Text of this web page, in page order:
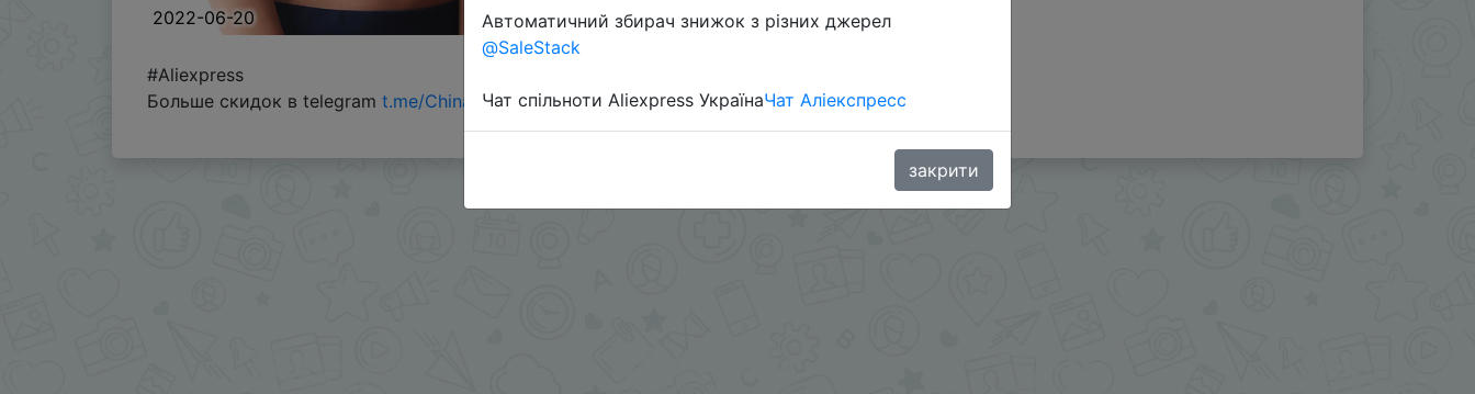
2022-06-20
#Aliexpress
Больше скидок в telegram t.me/ChinaGoodBuy
Автоматичний збирач знижок з різних джерел
@SaleStack
Чат спільноти Aliexpress УкраїнаЧат Аліекспресс
закрити